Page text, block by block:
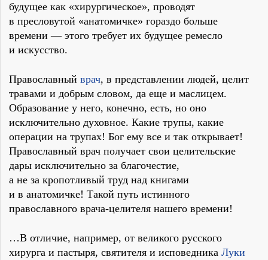
будущее как «хирургическое», проводят
в пресловутой «анатомичке» гораздо больше
времени — этого требует их будущее ремесло
и искусство.
Православный врач, в представлении людей, целит
травами и добрым словом, да еще и маслицем.
Образование у него, конечно, есть, но оно
исключительно духовное. Какие трупы, какие
операции на трупах! Бог ему все и так открывает!
Православный врач получает свои целительские
дары исключительно за благочестие,
а не за кропотливый труд над книгами
и в анатомичке! Такой путь истинного
православного врача-целителя нашего времени!
…В отличие, например, от великого русского
хирурга и пастыря, святителя и исповедника Луки